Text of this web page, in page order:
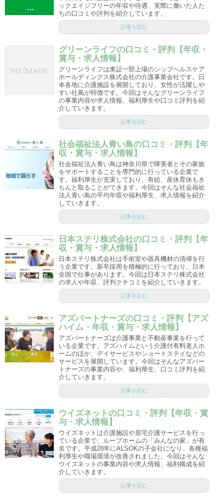
ックエイジフリーの年収や待遇、実際に働いた人た
ちの口コミや評判を紹介しています。
記事を読む
グリーンライフの口コミ・評判【年収・
賞与・求人情報】
グリーンライフは東証一部上場のシップヘルスケア
ホールディングス株式会社の介護事業会社です。日
本各地に介護施設を展開しており、女性が活躍しや
すい社風が特徴です。今回はそんなグリーンライフ
の事業内容や求人情報、福利厚生や口コミ評判を紹
介していきます。
記事を読む
社会福祉法人青い鳥の口コミ・評判【年
収・賞与・求人情報】
社会福祉法人青い鳥は神奈川県で障害者とその家族
をサポートすることを専門的に行っている企業で
す。福利厚生が充実しており、有給、産休育休もき
ちんと取ることができます。今回はそんな社会福祉
法人青い鳥の平均年収や福利厚生、求人情報を紹介
していきます。
記事を読む
日本ステリ株式会社の口コミ・評判【年
収・賞与・求人情報】
日本ステリ株式会社は手術室や器具機材の清掃を行
う企業です。新卒採用を積極的に行っており、日本
全国で仕事があります。今回は日本ステリ株式会社
の求人や年収、評判クチコミを紹介していきます。
記事を読む
アズパートナーズの口コミ・評判【アズ
ハイム・年収・賞与・求人情報】
アズパートナーズは介護事業と不動産事業を行って
いる企業です。アズハイムという介護付有料老人ホ
ームのほか、デイサービスやショートステイなどの
サービスを展開しています。今回はそんなアズパー
トナーズの事業内容や、福利厚生、口コミ評判を紹
介していきます。
記事を読む
ウイズネットの口コミ・評判【年収・賞
与・求人情報】
ウイズネットは介護施設や居宅介護サービスを行っ
ている企業で、ループホームの「みんなの家」が有
名です。平成28年にALSOKの子会社になり、各種福
利厚生や職場環境が改善されました。今回はそんな
ウイズネットの事業内容や求人情報、福利構成を紹
介していきます。
記事を読む